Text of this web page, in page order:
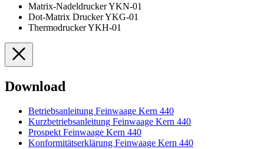
Matrix-Nadeldrucker YKN-01
Dot-Matrix Drucker YKG-01
Thermodrucker YKH-01
Download
Betriebsanleitung Feinwaage Kern 440
Kurzbetriebsanleitung Feinwaage Kern 440
Prospekt Feinwaage Kern 440
Konformitätserklärung Feinwaage Kern 440